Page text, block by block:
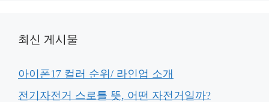
최신 게시물
아이폰17 컬러 순위/ 라인업 소개
전기자전거 스로틀 뜻, 어떤 자전거일까?